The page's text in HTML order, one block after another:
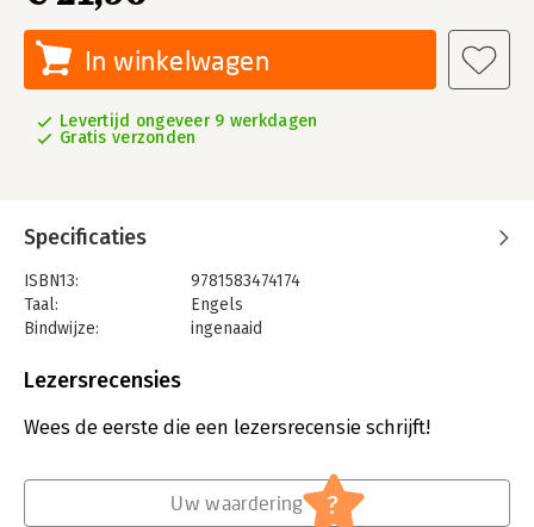
In winkelwagen
Levertijd ongeveer 9 werkdagen
Gratis verzonden
Specificaties
ISBN13:
9781583474174
Taal:
Engels
Bindwijze:
ingenaaid
Hoofdrubriek:
Lezersrecensies
Wees de eerste die een lezersrecensie schrijft!
Uw waardering ?